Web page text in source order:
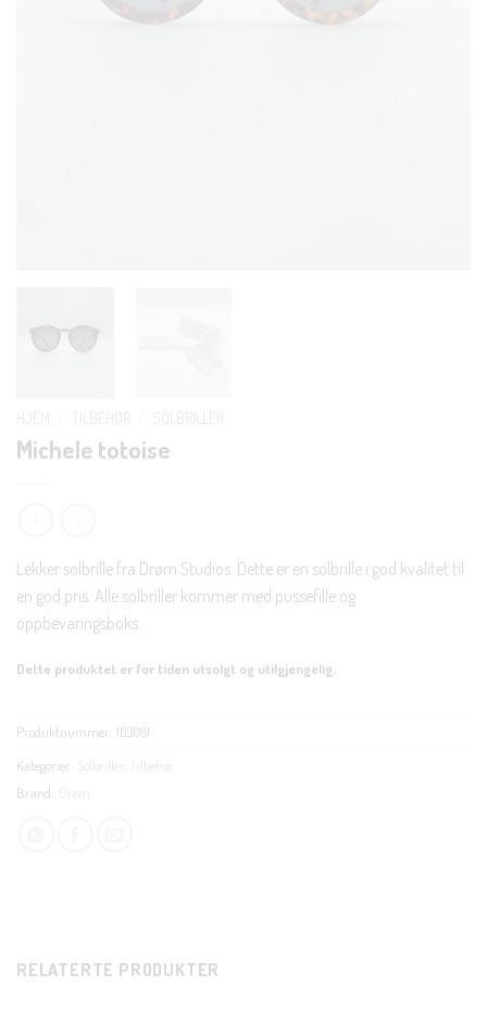
Michele totoise
Lekker solbrille fra Drøm Studios. Dette er en solbrille i god kvalitet til
en god pris. Alle solbriller kommer med pussefille og
oppbevaringsboks.
Dette produktet er for tiden utsolgt og utilgjengelig.
Produktnummer: 103081
Kategorier: Solbriller Tilbehør
Brand: Drøm
RELATERTE PRODUKTER